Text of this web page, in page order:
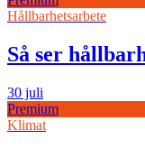
Hållbarhetsarbete
Så ser
30 juli
Premium
Klimat